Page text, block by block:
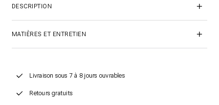
DESCRIPTION
MATIÈRES ET ENTRETIEN
Livraison sous 7 à 8 jours ouvrables
Retours gratuits